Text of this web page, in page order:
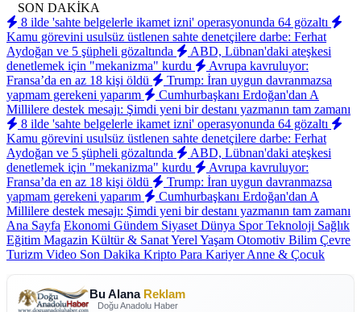
SON DAKİKA
8 ilde 'sahte belgelerle ikamet izni' operasyonunda 64 gözaltı
Kamu görevini usulsüz üstlenen sahte denetçilere darbe: Ferhat
Aydoğan ve 5 şüpheli gözaltında
ABD, Lübnan'daki ateşkesi
denetlemek için "mekanizma" kurdu
Avrupa kavruluyor:
Fransa’da en az 18 kişi öldü
Trump: İran uygun davranmazsa
yapmam gerekeni yaparım
Cumhurbaşkanı Erdoğan'dan A
Millilere destek mesajı: Şimdi yeni bir destanı yazmanın tam zamanı
8 ilde 'sahte belgelerle ikamet izni' operasyonunda 64 gözaltı
Kamu görevini usulsüz üstlenen sahte denetçilere darbe: Ferhat
Aydoğan ve 5 şüpheli gözaltında
ABD, Lübnan'daki ateşkesi
denetlemek için "mekanizma" kurdu
Avrupa kavruluyor:
Fransa’da en az 18 kişi öldü
Trump: İran uygun davranmazsa
yapmam gerekeni yaparım
Cumhurbaşkanı Erdoğan'dan A
Millilere destek mesajı: Şimdi yeni bir destanı yazmanın tam zamanı
Ana Sayfa Ekonomi Gündem Siyaset Dünya SporTeknoloji Sağlık
Eğitim Magazin Kültür & SanatYerel Yaşam Otomotiv Bilim Çevre
Turizm Video Son Dakika Kripto Para KariyerAnne & Çocuk
Bu Alana Reklam
Doğu Anadolu Haber